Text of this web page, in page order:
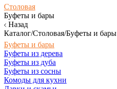
Столовая
Буфеты и бары
Назад
Каталог/Столовая/Буфеты и бары
Буфеты и бары
Буфеты из дерева
Буфеты из дуба
Буфеты из сосны
Комоды для кухни